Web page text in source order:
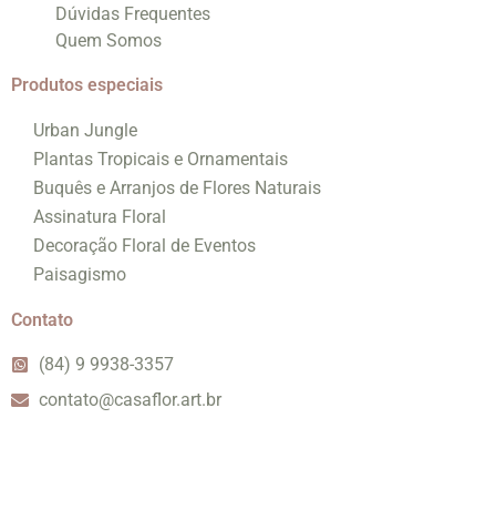
Dúvidas Frequentes
Quem Somos
Produtos especiais
Urban Jungle
Plantas Tropicais e Ornamentais
Buquês e Arranjos de Flores Naturais
Assinatura Floral
Decoração Floral de Eventos
Paisagismo
Contato
(84) 9 9938-3357
contato@casaflor.art.br